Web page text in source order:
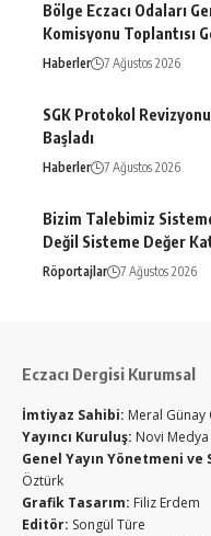
Bölge Eczacı Odaları
Komisyonu Toplantısı
Haberler 7 Ağustos 2026
SGK Protokol
Başladı
Haberler 7 Ağustos 2026
Bizim Talebimiz
Değil Sisteme Değer
Röportajlar 7 Ağustos 2026
Eczacı Dergisi Kurumsal
İmtiyaz Sahibi: Meral Günay
Yayıncı Kuruluş: Novi Medya
Genel Yayın Yönetmeni
Öztürk
Grafik Tasarım: Filiz Erdem
Editör: Songül Türe